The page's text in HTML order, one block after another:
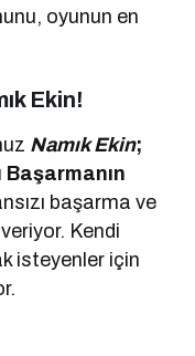
oyunun en
Ekin!
Namık Ekin;
Başarmanın
başarma ve
Kendi
isteyenler için